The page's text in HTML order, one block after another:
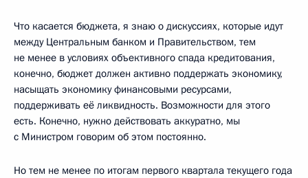
Что касается бюджета, я знаю о дискуссиях, которые идут
между Центральным банком и Правительством, тем
не менее в условиях объективного спада кредитования,
конечно, бюджет должен активно поддержать экономику,
насыщать экономику финансовыми ресурсами,
поддерживать её ликвидность. Возможности для этого
есть. Конечно, нужно действовать аккуратно, мы
с Министром говорим об этом постоянно.
Но тем не менее по итогам первого квартала текущего года